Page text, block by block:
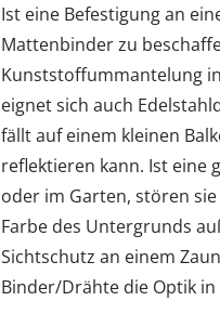
Ist eine Befestigung an
Mattenbinder zu
Kunststoffummantelung
eignet sich auch
fällt auf einem kleinen
reflektieren kann. Ist eine
oder im Garten, stören
Farbe des Untergrunds
Sichtschutz an einem
Binder/Drähte die Optik